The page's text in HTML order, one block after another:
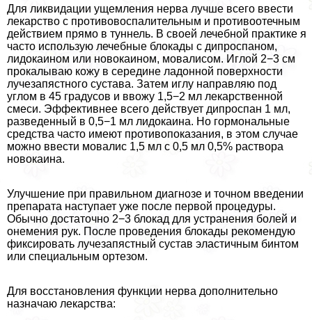
Для ликвидации ущемления нерва лучше всего ввести
лекарство с противовоспалительным и противоотечным
действием прямо в туннель. В своей лечебной пpaктике я
часто использую лечебные блокады с дипроспаном,
лидокаином или новокаином, мовалисом. Иглой 2−3 см
прокалываю кожу в середине ладонной поверхности
лучезапястного сустава. Затем иглу направляю под
углом в 45 градусов и ввожу 1,5−2 мл лекарственной
смеси. Эффективнее всего действует дипроспан 1 мл,
разведенный в 0,5−1 мл лидокаина. Но гормональные
средства часто имеют противопоказания, в этом случае
можно ввести мовалис 1,5 мл с 0,5 мл 0,5% раствора
новокаина.
Улучшение при правильном диагнозе и точном введении
препарата наступает уже после первой процедуры.
Обычно достаточно 2−3 блокад для устранения болей и
онемения рук. После проведения блокады рекомендую
фиксировать лучезапястный сустав эластичным бинтом
или специальным ортезом.
Для восстановления функции нерва дополнительно
назначаю лекарства: